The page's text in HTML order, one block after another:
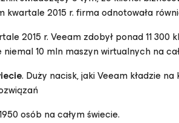
2015 r. firma odnotowała
2015 r. Veeam zdobył ponad 11 300
10 mln maszyn wirtualnych na
. Duży nacisk, jaki Veeam kładzie
osób na całym świecie.